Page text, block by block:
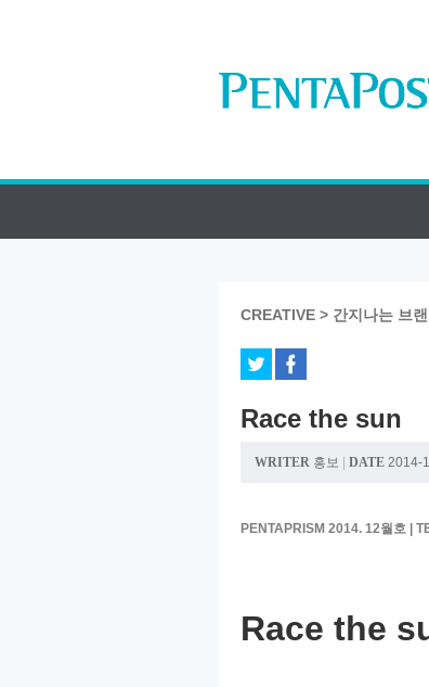
CREATIVE > 간지나는 브
Race the sun
WRITER 홍보 DATE 2014-
PENTAPRISM 2014. 12월호 |
Race the